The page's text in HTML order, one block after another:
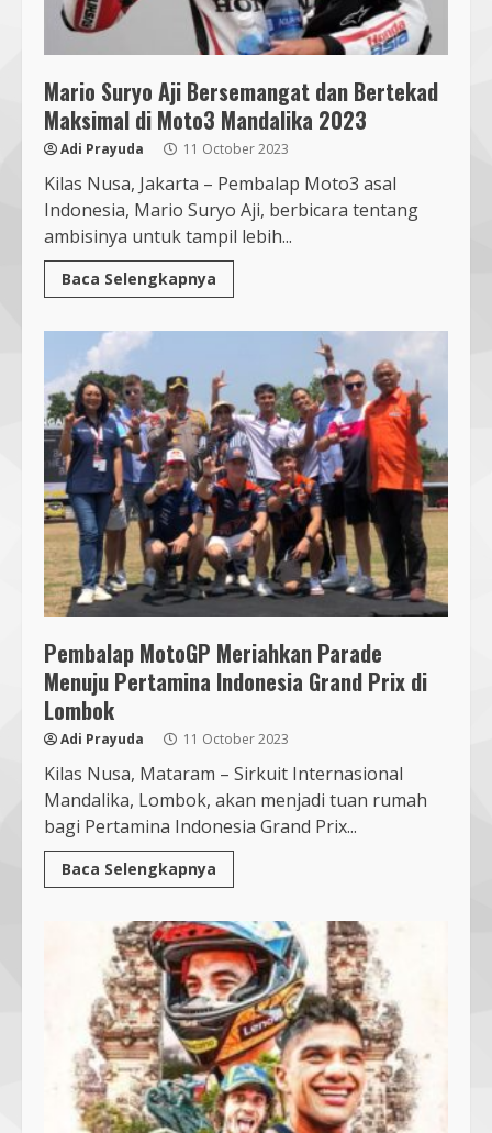
Mario Suryo Aji Bersemangat dan Bertekad
Maksimal di Moto3 Mandalika 2023
Adi Prayuda 11 October 2023
Kilas Nusa, Jakarta – Pembalap Moto3 asal
Indonesia, Mario Suryo Aji, berbicara tentang
ambisinya untuk tampil lebih...
Baca Selengkapnya
Pembalap MotoGP Meriahkan Parade
Menuju Pertamina Indonesia Grand Prix di
Lombok
Adi Prayuda 11 October 2023
Kilas Nusa, Mataram – Sirkuit Internasional
Mandalika, Lombok, akan menjadi tuan rumah
bagi Pertamina Indonesia Grand Prix...
Baca Selengkapnya